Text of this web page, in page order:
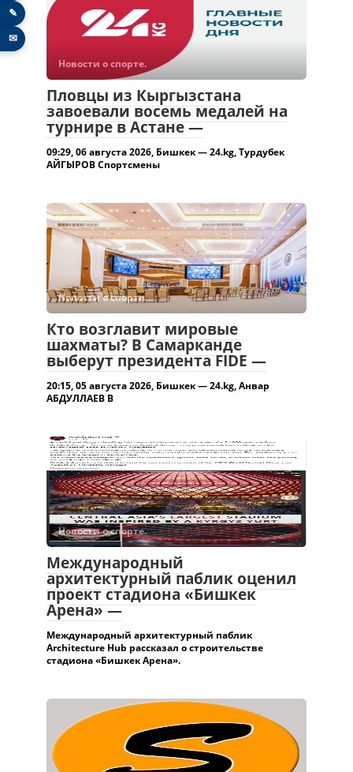
Новости о спорте.
Пловцы из Кыргызстана
завоевали восемь медалей на
турнире в Астане —
09:29, 06 августа 2026, Бишкек — 24.kg, Турдубек
АЙГЫРОВ Спортсмены
Новости о спорте.
Кто возглавит мировые
шахматы? В Самарканде
выберут президента FIDE —
20:15, 05 августа 2026, Бишкек — 24.kg, Анвар
АБДУЛЛАЕВ В
Новости о спорте.
Международный
архитектурный паблик оценил
проект стадиона «Бишкек
Арена» —
Международный архитектурный паблик
Architecture Hub рассказал о строительстве
стадиона «Бишкек Арена».
✎
✉